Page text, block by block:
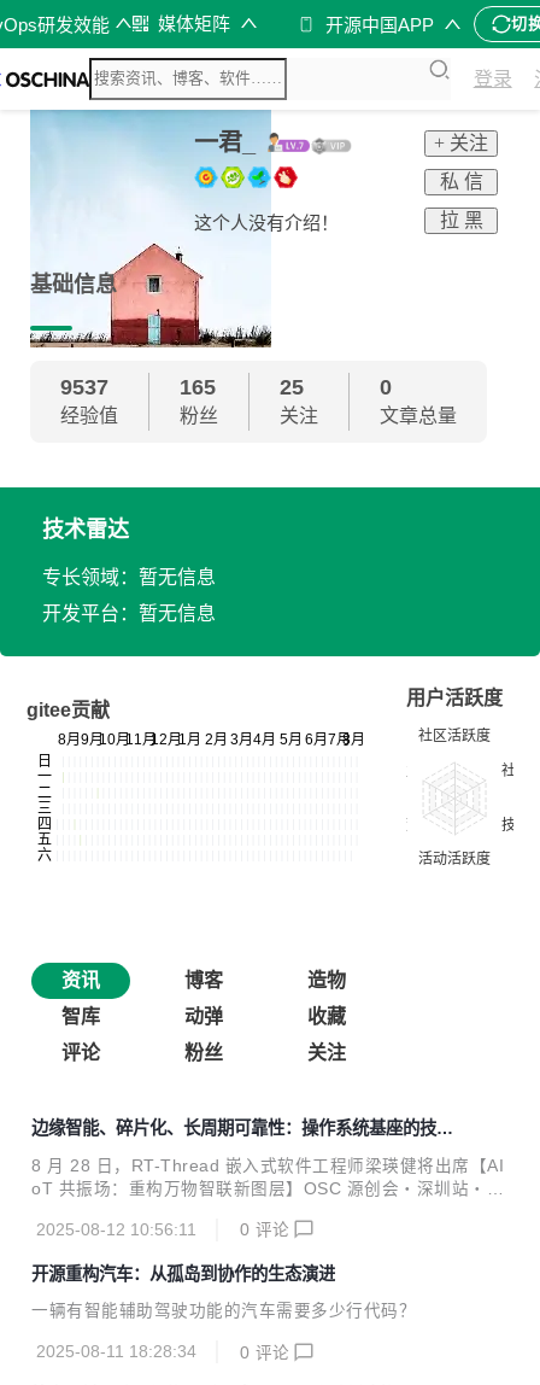
研发效能 媒体矩阵 开源中国APP 切
登录
一君_
这个人没有介绍！
+ 关注
私 信
拉 黑
基础信息
9537
经验值
165
粉丝
25
关注
0
文章总量
技术雷达
专长领域：暂无信息
开发平台：暂无信息
gitee贡献
用户活跃度
资讯 博客
造物
智库
动弹
收藏
评论
粉丝 关注
边缘智能、碎片化、长周期可靠性：操作系统基座的技术
破局点
8 月 28 日，RT-Thread 嵌入式软件工程师梁瑛健将出席【AI
oT 共振场：重构万物智联新图层】OSC 源创会・深圳站・11
T 操作系统基座》主题演讲，详解 AIoT 时代的技术挑战与机
2025-08-12 10:56:11 0 评论
开源重构汽车：从孤岛到协作的生态演进
一辆有智能辅助驾驶功能的汽车需要多少行代码？
2025-08-11 18:28:34 0 评论